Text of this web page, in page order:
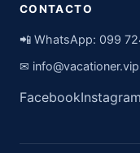
CONTACTO
📲 WhatsApp: 099
✉ info@vacationer.vip
FacebookInstagram